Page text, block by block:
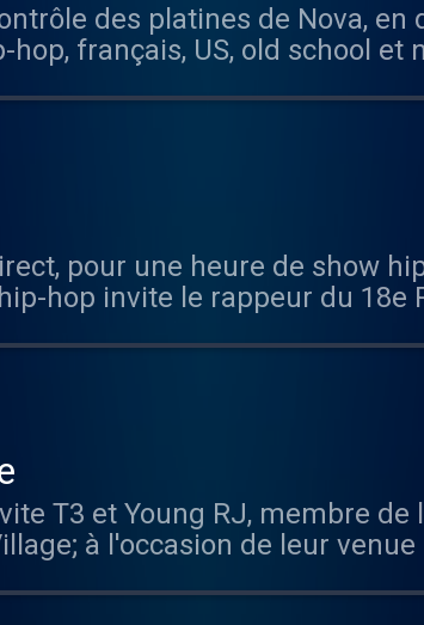
des platines de Nova, en
français, US, old school et
pour une heure de show
hop invite le rappeur du 18e
» Sort incessamment
T3 et Young RJ, membre de
à l'occasion de leur venue
au 19 février 2023 au
un set 100% Eminem.